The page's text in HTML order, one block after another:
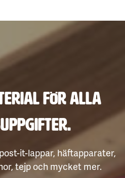
för alla
it-lappar, häftapparater,
tejp och mycket mer.